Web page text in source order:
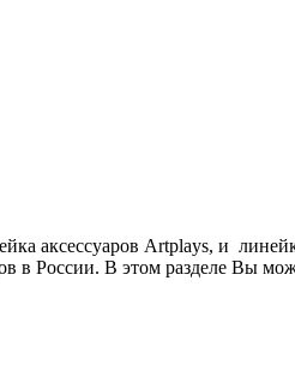
аксессуаров Artplays, и
в России. В этом разделе Вы